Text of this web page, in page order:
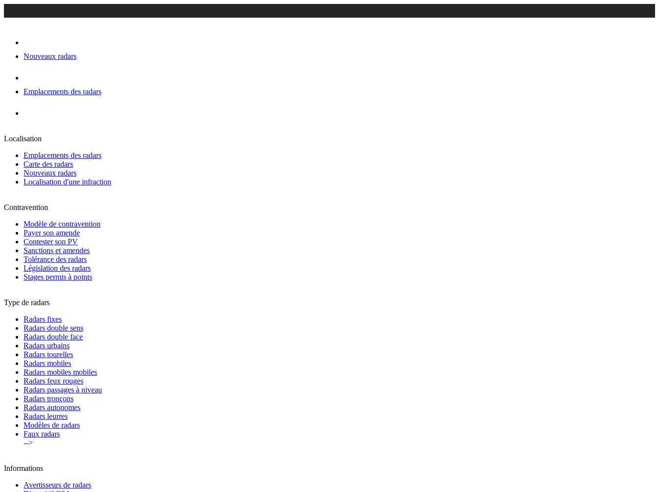
Nouveaux radars
Emplacements des radars
Localisation
Emplacements des radars
Carte des radars
Nouveaux radars
Localisation d'une infraction
Contravention
Modèle de contravention
Payer son amende
Contester son PV
Sanctions et amendes
Tolérance des radars
Législation des radars
Stages permis à points
Type de radars
Radars fixes
Radars double sens
Radars double face
Radars urbains
Radars tourelles
Radars mobiles
Radars mobiles mobiles
Radars feux rouges
Radars passages à niveau
Radars tronçons
Radars autonomes
Radars leurres
Modèles de radars
Faux radars
-->
Informations
Avertisseurs de radars